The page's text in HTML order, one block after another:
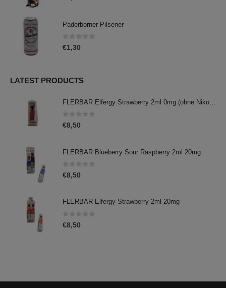
Paderborner Pilsener
0out of 5
€1,30
LATEST PRODUCTS
0out of 5
€8,50
FLERBAR Blueberry Sour Raspberry 2ml 20mg
0out of 5
€8,50
FLERBAR Elfergy Strawberry 2ml 20mg
0out of 5
€8,50